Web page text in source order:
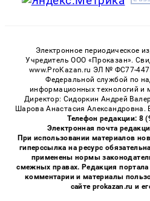
Электронное периодическое
Учредитель ООО «Проказан».
www.ProKazan.ru ЭЛ № ФС77-
Федеральной службой по
информационных технологий и
Директор: Сидоркин Андрей
Шарова Анастасия Александровна.
Телефон редакции: 8
Электронная почта
При использовании материалов
гиперссылка на ресурс
применены нормы
смежных правах. Редакция портала
комментарии и материалы
сайте prokazan.ru и